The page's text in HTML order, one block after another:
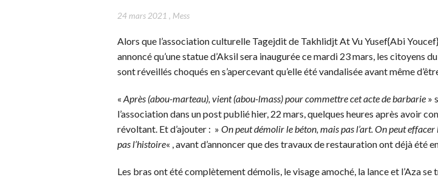
24 mars 2021 , Mess
Alors que l’association culturelle Tagejdit de Takhlidjt At Vu Yusef{Abi
annoncé qu’une statue d’Aksil sera inaugurée ce mardi 23 mars, les citoyens
sont réveillés choqués en s’apercevant qu’elle été vandalisée avant même
«Après (abou-marteau), vient (abou-lmass) pour commettre cet acte de barbarie »
l’association dans un post publié hier, 22 mars, quelques heures après avoir
révoltant. Et d’ajouter : »On peut démolir le béton, mais pas l’art. On peut effacer
pas l’histoire« , avant d’annoncer que des travaux de restauration ont déjà été
Les bras ont été complètement démolis, le visage amoché, la lance et l’Aza se